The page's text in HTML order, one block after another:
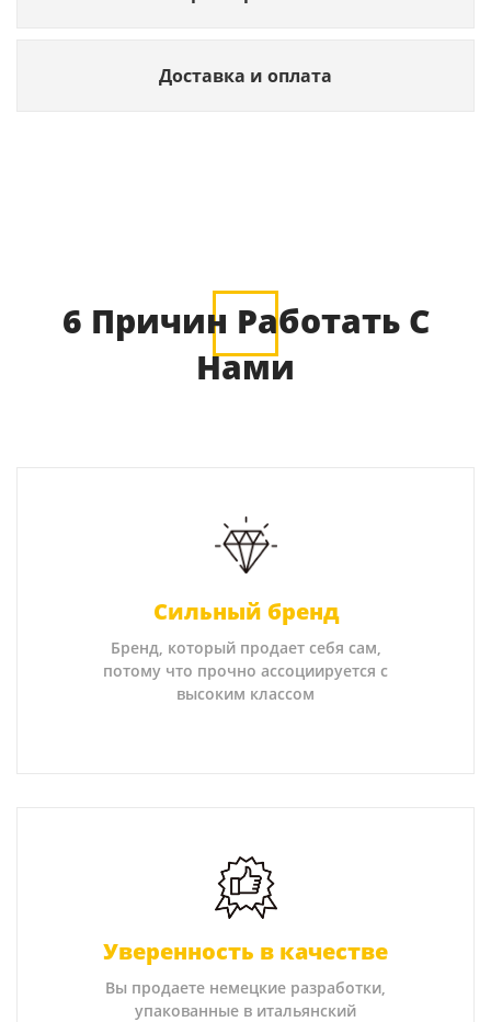
Доставка и оплата
6 Причин Работать С
Нами
Сильный бренд
Бренд, который продает себя сам,
потому что прочно ассоциируется с
высоким классом
Уверенность в качестве
Вы продаете немецкие разработки,
упакованные в итальянский